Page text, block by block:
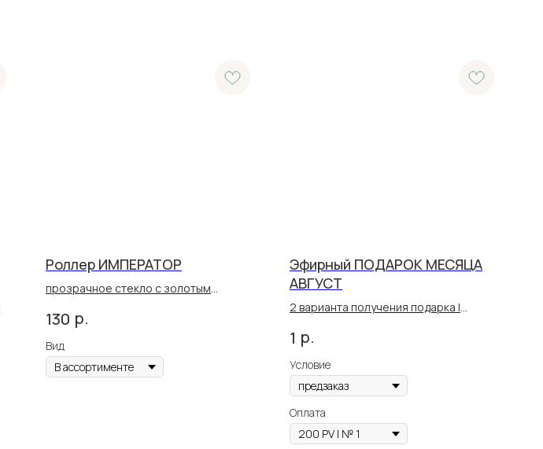
Роллер ИМПЕРАТОР
прозрачное стекло с золотым
130 р.
Вид
Эфирный ПОДАРОК МЕСЯЦА
АВГУСТ
2 варианта получения подарка |
наличия
1 р.
Условие
Оплата